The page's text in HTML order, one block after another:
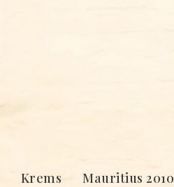
Krems Mauritius 2010